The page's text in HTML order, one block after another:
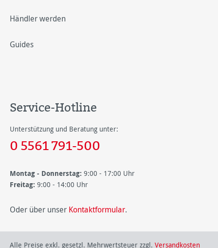
Händler werden
Guides
Service-Hotline
Unterstützung und Beratung unter:
0 5561 791-500
Montag - Donnerstag: 9:00 - 17:00 Uhr
Freitag: 9:00 - 14:00 Uhr
Oder über unser Kontaktformular.
Alle Preise exkl. gesetzl. Mehrwertsteuer zzgl. Versandkosten